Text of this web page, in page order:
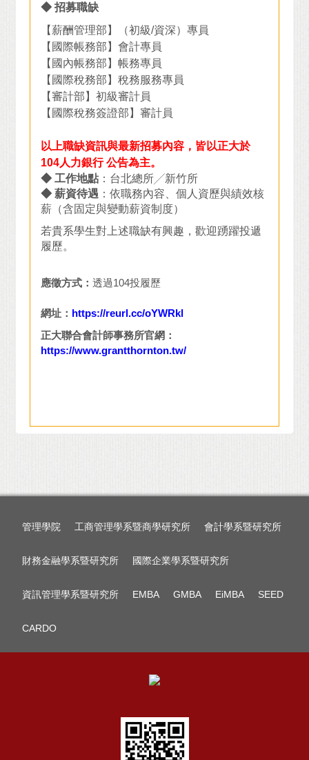
◆ 招募職缺
【薪酬管理部】（初級/資深）專員
【國際帳務部】會計專員
【國內帳務部】帳務專員
【國際稅務部】稅務服務專員
【審計部】初級審計員
【國際稅務簽證部】審計員
以上職缺資訊與最新招募內容，皆以正大於
104人力銀行 公告為主。
◆ 工作地點 ：台北總所╱新竹所
◆ 薪資待遇 ：依職務內容、個人資歷與績效核
薪（含固定與變動薪資制度）
若貴系學生對上述職缺有興趣，歡迎踴躍投遞
履歷。
應徵方式：透過104投履歷
網址： https://reurl.cc/oYWRkl
正大聯合會計師事務所官網：
https://www.grantthornton.tw/
管理學院 工商管理學系暨商學研究所 會計學系暨研究所
財務金融學系暨研究所 國際企業學系暨研究所
資訊管理學系暨研究所 EMBA GMBA EiMBA SEED
CARDO